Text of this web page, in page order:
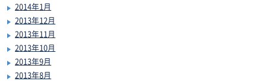
2014年1月
2013年12月
2013年11月
2013年10月
2013年9月
2013年8月